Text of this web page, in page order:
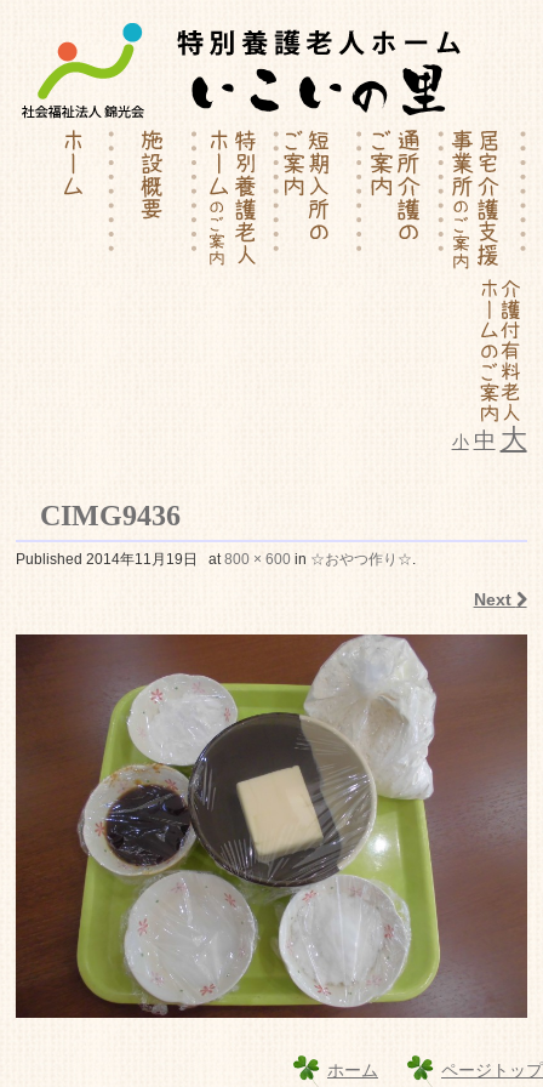
小 中 大
特別養護老人ホーム | 介護付有料
老人ホーム いこいの里
CIMG9436
Published2014年11月19日 at800 × 600 in ☆おやつ作り☆.
Next
ホーム ページトップ